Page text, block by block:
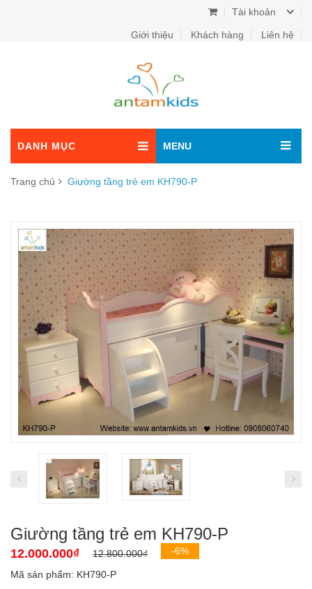
Tài khoản
Giới thiệu Khách hàng Liên hệ
DANH MỤC MENU
Trang chủ Giường tầng trẻ em KH790-P
Giường tầng trẻ em KH790-P
12.000.000₫ 12.800.000₫ -6%
Mã sản phẩm: KH790-P